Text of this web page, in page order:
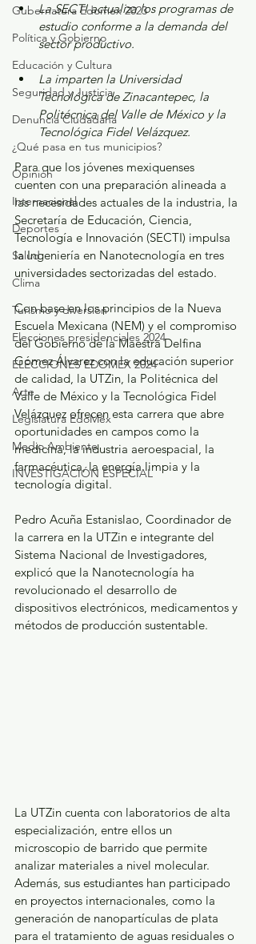
Gubernatura Edoméx 2023
Política y Gobierno
Educación y Cultura
Seguridad y Justicia
Denuncia Ciudadana
¿Qué pasa en tus municipios?
Opinión
Internacional
Deportes
Salud
Clima
Turismo y diversión
Elecciones presidenciales 2024
ELECCIONES EDOMEX 2024
Arte
Legislatura EdoMéx
Medio Ambiente
INVESTIGACIÓN ESPECIAL
La SECTI actualiza los programas de
estudio conforme a la demanda del
sector productivo.
La imparten la Universidad
Tecnológica de Zinacantepec, la
Politécnica del Valle de México y la
Tecnológica Fidel Velázquez.
Para que los jóvenes mexiquenses
cuenten con una preparación alineada a
las necesidades actuales de la industria, la
Secretaría de Educación, Ciencia,
Tecnología e Innovación (SECTI) impulsa
la Ingeniería en Nanotecnología en tres
universidades sectorizadas del estado.
Con base en los principios de la Nueva
Escuela Mexicana (NEM) y el compromiso
del Gobierno de la Maestra Delfina
Gómez Álvarez con la educación superior
de calidad, la UTZin, la Politécnica del
Valle de México y la Tecnológica Fidel
Velázquez ofrecen esta carrera que abre
oportunidades en campos como la
medicina, la industria aeroespacial, la
farmacéutica, la energía limpia y la
tecnología digital.
Pedro Acuña Estanislao, Coordinador de
la carrera en la UTZin e integrante del
Sistema Nacional de Investigadores,
explicó que la Nanotecnología ha
revolucionado el desarrollo de
dispositivos electrónicos, medicamentos y
métodos de producción sustentable.
La UTZin cuenta con laboratorios de alta
especialización, entre ellos un
microscopio de barrido que permite
analizar materiales a nivel molecular.
Además, sus estudiantes han participado
en proyectos internacionales, como la
generación de nanopartículas de plata
para el tratamiento de aguas residuales o